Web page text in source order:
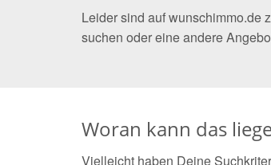
Leider sind auf wunschimmo.de
suchen oder eine andere
Woran kann das
Vielleicht haben Deine